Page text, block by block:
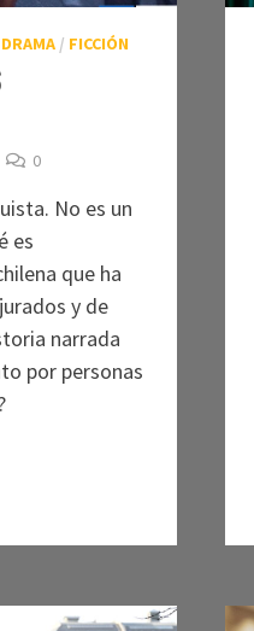
DRAMA / FICCIÓN
0
No es un
es
que ha
y de
narrada
por personas